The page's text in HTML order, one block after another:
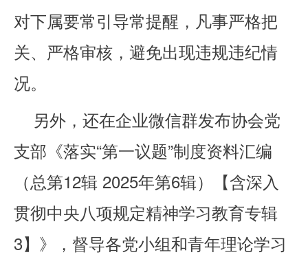
对下属要常引导常提醒，凡事严格把
关、严格审核，避免出现违规违纪情
况。
另外，还在企业微信群发布协会党
支部《落实“第一议题”制度资料汇编
（总第12辑 2025年第6辑）【含深入
贯彻中央八项规定精神学习教育专辑
3】》，督导各党小组和青年理论学习